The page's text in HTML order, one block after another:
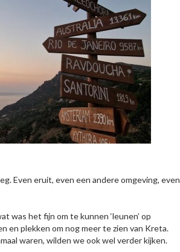
Even eruit, even een andere omgeving, even
was het fijn om te kunnen ‘leunen’ op
en plekken om nog meer te zien van Kreta.
waren, wilden we ook wel verder kijken.